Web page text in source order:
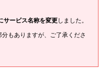
サービス名称を変更しました。
もありますが、ご了承くださ